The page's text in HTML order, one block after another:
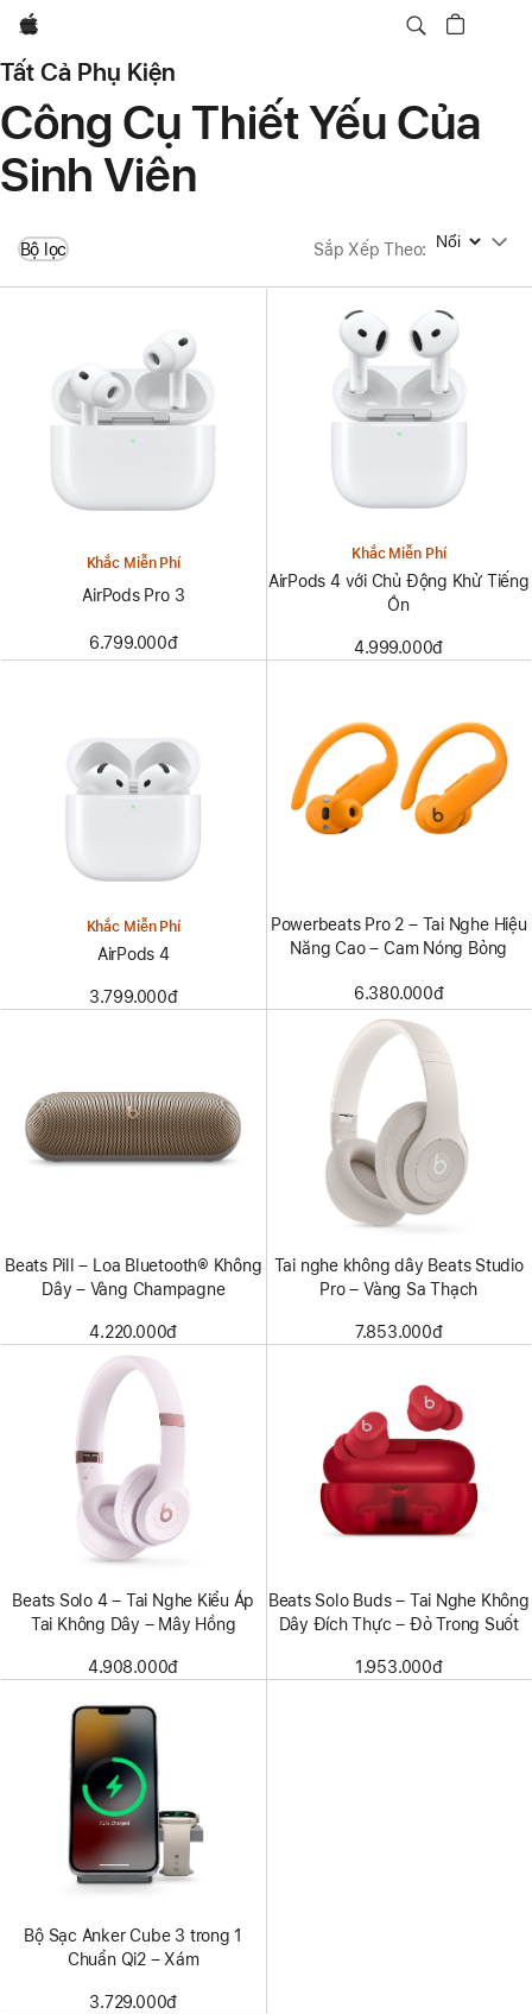
Apple
Tất Cả Phụ Kiện
Công Cụ Thiết Yếu Của
Sinh Viên
Bộ lọc Sắp Xếp Theo: Sắp Xếp Theo
Khắc Miễn Phí
AirPods Pro 3
6.799.000đ
Khắc Miễn Phí
AirPods 4 với Chủ Động Khử Tiếng
Ồn
4.999.000đ
Khắc Miễn Phí
AirPods 4
3.799.000đ
Powerbeats Pro 2 – Tai Nghe Hiệu
Năng Cao – Cam Nóng Bỏng
6.380.000đ
Beats Pill – Loa Bluetooth® Không
Dây – Vàng Champagne
4.220.000đ
Tai nghe không dây Beats Studio
Pro – Vàng Sa Thạch
7.853.000đ
Beats Solo 4 – Tai Nghe Kiểu Áp
Tai Không Dây – Mây Hồng
4.908.000đ
Beats Solo Buds – Tai Nghe Không
Dây Đích Thực – Đỏ Trong Suốt
1.953.000đ
Bộ Sạc Anker Cube 3 trong 1
Chuẩn Qi2 – Xám
3.729.000đ